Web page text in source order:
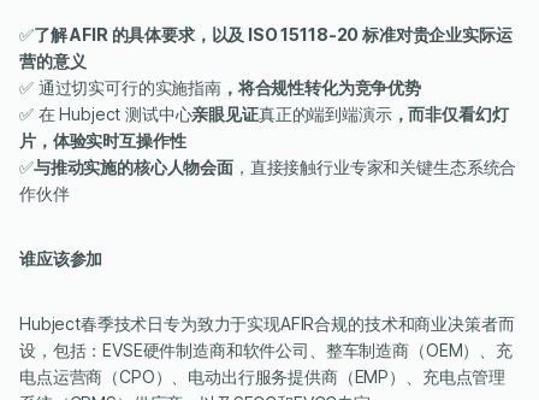
✅了解 AFIR 的具体要求，以及 ISO 15118-20 标准对贵企业实际运
营的意义
✅ 通过切实可行的实施指南，将合规性转化为竞争优势
✅ 在 Hubject 测试中心亲眼见证真正的端到端演示，而非仅看幻灯
片，体验实时互操作性
✅与推动实施的核心人物会面，直接接触行业专家和关键生态系统合
作伙伴
‍谁应该参加
Hubject春季技术日专为致力于实现AFIR合规的技术和商业决策者而
设，包括：EVSE硬件制造商和软件公司、整车制造商（OEM）、充
电点运营商（CPO）、电动出行服务提供商（EMP）、充电点管理